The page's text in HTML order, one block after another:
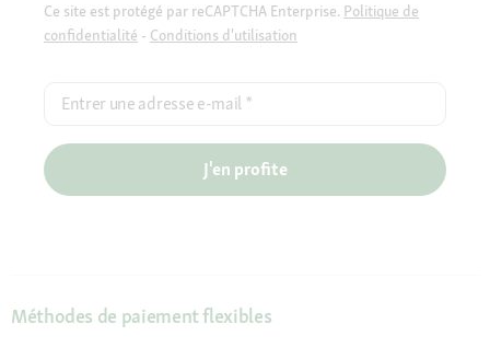
Ce site est protégé par reCAPTCHA Enterprise. Politique de
confidentialité - Conditions d'utilisation
Entrer une adresse e-mail *
J'en profite
Méthodes de paiement flexibles